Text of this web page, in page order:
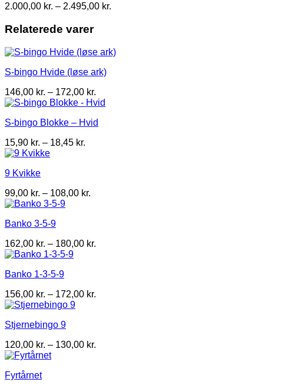
2.000,00 kr. – 2.495,00 kr.
Relaterede varer
S-bingo Hvide (løse ark)
146,00 kr. – 172,00 kr.
146,00 kr.
172,00 kr.
S-bingo Blokke – Hvid
15,90 kr. – 18,45 kr.
9 Kvikke
99,00 kr. – 108,00 kr.
Banko 3-5-9
162,00 kr. – 180,00 kr.
Banko 1-3-5-9
156,00 kr. – 172,00 kr.
Stjernebingo 9
120,00 kr. – 130,00 kr.
Fyrtårnet